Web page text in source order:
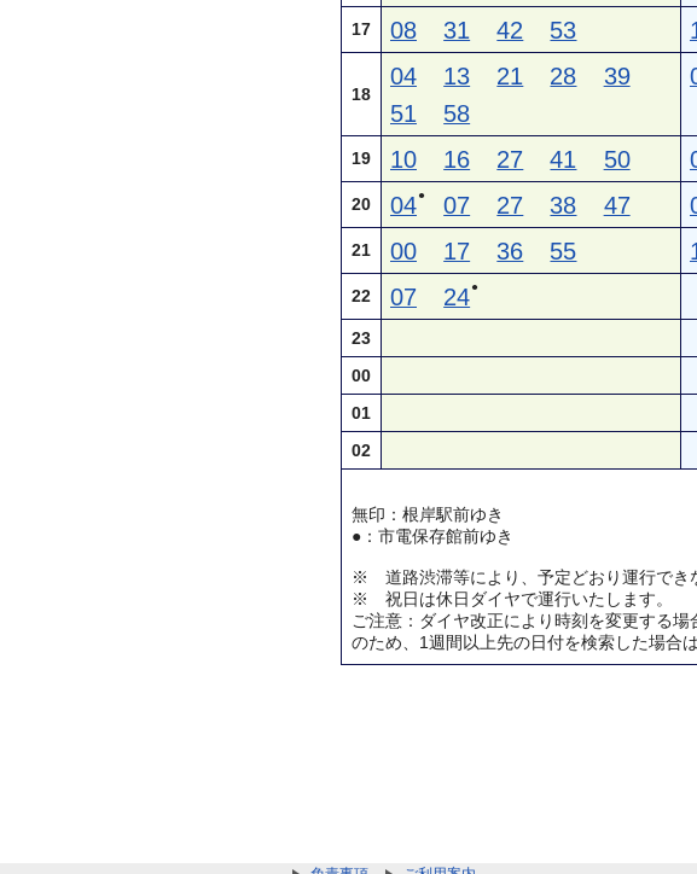
17 08 31 42 53
18
04 13 21 28
39
51
58
19 10 16 27 41 50
20 04● 07 27 38 47
21 00 17 36 55
22 07 24●
23
00
01
02
無印：根岸駅前ゆき
●：市電保存館前ゆき
※ 道路渋滞等により、予定どおり運行でき
※ 祝日は休日ダイヤで運行いたします。
ご注意：ダイヤ改正により時刻を変更する
のため、1週間以上先の日付を検索した場合